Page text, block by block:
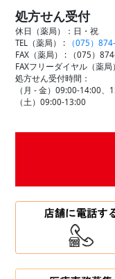
処方せん受付
休日（薬局）：日・祝
TEL（薬局） :
（075）
FAX（薬局） :
（075）
FAXフリーダイヤル（薬
処方せん受付時間：
（月 - 金）09:00-14:00、
（土）09:00-13:00